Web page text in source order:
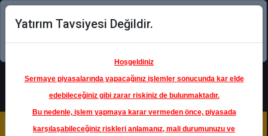
Şimdi uygulamayı indirin!
Yatırım Tavsiyesi Değildir.
Hoşgeldiniz
Sermaye piyasalarında yapacağınız işlemler sonucunda kar elde
edebileceğiniz gibi zarar riskiniz de bulunmaktadır.
Bu nedenle, işlem yapmaya karar vermeden önce, piyasada
karşılaşabileceğiniz riskleri anlamanız, mali durumunuzu ve